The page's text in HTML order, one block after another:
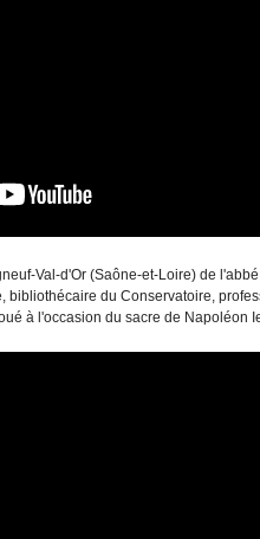
Val-d'Or (Saône-et-Loire) de
bibliothécaire du Conservatoire,
à l'occasion du sacre de Napoléon